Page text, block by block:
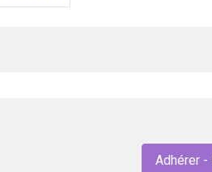
Adhérer -